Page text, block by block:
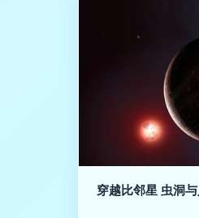
穿越比邻星 虫洞